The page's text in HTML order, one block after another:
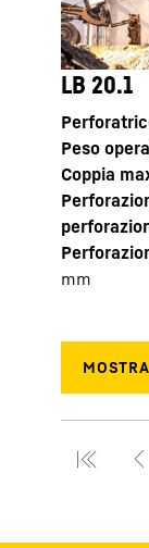
LB 20.1
Peso
Coppia
mm